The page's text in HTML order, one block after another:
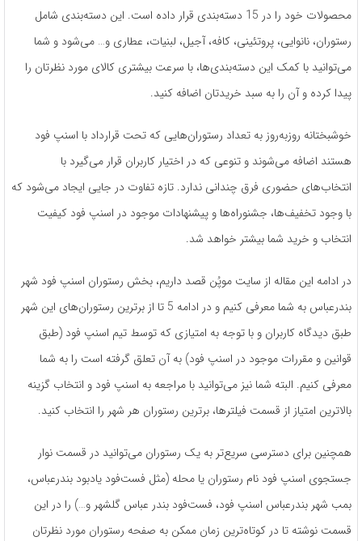
محصولات خود را در 15 دسته‌بندی قرار داده است. این دسته‌بندی شامل
رستوران، نانوایی، پروتئینی، کافه، آجیل، لبنیات، عطاری و… می‌شود و شما
می‌توانید با کمک این دسته‌بندی‌ها، با سرعت بیشتری کالای مورد نظرتان را
پیدا کرده و آن را به سبد خریدتان اضافه کنید.
خوشبختانه روز‌به‌روز به تعداد رستوران‌هایی که تحت قرارداد با اسنپ فود
هستند اضافه می‌شوند و تنوعی که در اختیار کاربران قرار می‌گیرد با
انتخاب‌های حضوری فرق چندانی ندارد. تازه تفاوت در جایی ایجاد می‌شود که
با وجود تخفیف‌ها، جشنوراه‌ها و پیشنهادات موجود در اسنپ فود کیفیت
انتخاب و خرید شما بیشتر خواهد شد.
در ادامه این مقاله از سایت موپُن قصد داریم، بخش رستوران اسنپ فود شهر
بندرعباس به شما معرفی کنیم و در ادامه 5 تا از برترین رستوران‌های این شهر
طبق دیدگاه کاربران و با توجه به امتیازی که توسط تیم اسنپ فود (طبق
قوانین و مقررات موجود در اسنپ فود) به آن تعلق گرفته است را به شما
معرفی کنیم. البته شما نیز می‌توانید با مراجعه به اسنپ فود و انتخاب گزینه
بالاترین امتیاز از قسمت فیلترها، برترین رستوران هر شهر را انتخاب کنید.
همچنین برای دسترسی سریع‌تر به یک رستوران می‌توانید در قسمت نوار
جستجوی اسنپ فود نام رستوران یا محله (مثل فست‌فود یادبود بندرعباس،
بمب شهر بندرعباس اسنپ فود، فست‌فود بندر عباس گلشهر و…) را در این
قسمت نوشته تا در کوتاه‌ترین زمان ممکن به صفحه رستوران مورد نظرتان